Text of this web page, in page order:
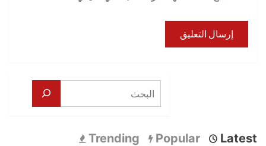
Latest
Popular
Trending